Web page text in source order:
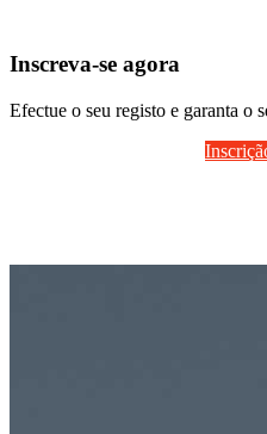
Inscreva-se agora
Efectue o seu registo e garanta o